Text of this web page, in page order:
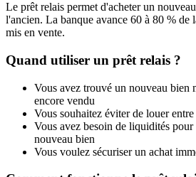
Le prêt relais permet d'acheter un
l'ancien. La banque avance 60 à 80 % de
mis en vente.
Quand utiliser un prêt relais ?
Vous avez trouvé un nouveau bien
encore vendu
Vous souhaitez éviter de louer
Vous avez besoin de liquidités
nouveau bien
Vous voulez sécuriser un achat